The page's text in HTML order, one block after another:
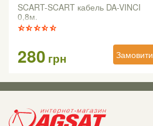
SCART-SCART кабель DA-VINCI
0,8м.
280 грн Замовити